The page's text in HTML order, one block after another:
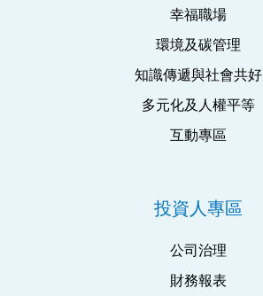
幸福職場
環境及碳管理
知識傳遞與社會共好
多元化及人權平等
互動專區
投資人專區
公司治理
財務報表